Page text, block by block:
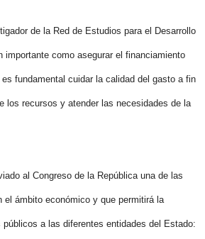
de la Red de Estudios para el Desarrollo
importante como asegurar el financiamiento
fundamental cuidar la calidad del gasto a fin
los recursos y atender las necesidades de la
al Congreso de la República una de las
el ámbito económico y que permitirá la
a las diferentes entidades del Estado: